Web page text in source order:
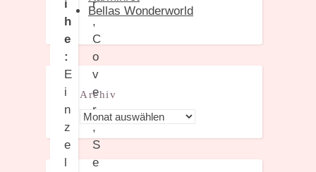
i
h
e
:
E
i
n
z
e
l
Bellas Wonderworld
Archiv
Archiv